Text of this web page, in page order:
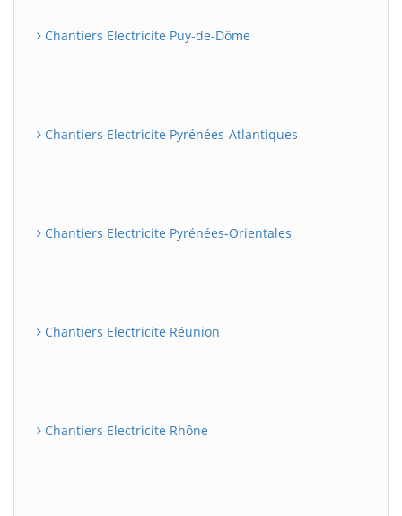
Chantiers Electricite Puy-de-Dôme
Chantiers Electricite Pyrénées-Atlantiques
Chantiers Electricite Pyrénées-Orientales
Chantiers Electricite Réunion
Chantiers Electricite Rhône